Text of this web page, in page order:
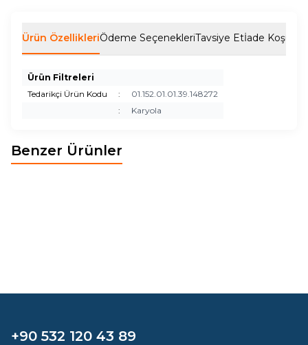
Ürün ÖzellikleriÖdeme SeçenekleriTavsiye Etİade Koşulları
Ürün Filtreleri
Tedarikçi Ürün Kodu
:
01.152.01.01.39.148272
:
Karyola
Benzer Ürünler
+90 532 120 43 89